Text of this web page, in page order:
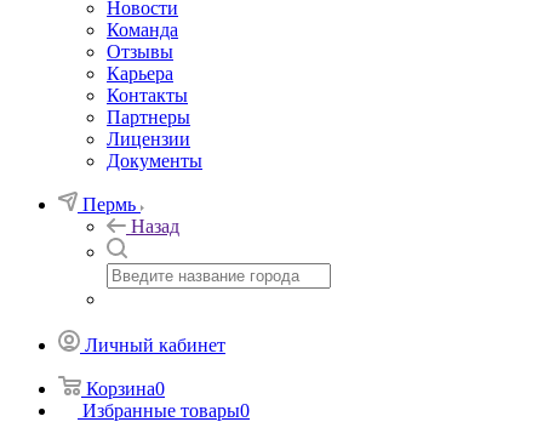
Новости
Команда
Отзывы
Карьера
Контакты
Партнеры
Лицензии
Документы
Пермь
Назад
Личный кабинет
Корзина0
Избранные товары0